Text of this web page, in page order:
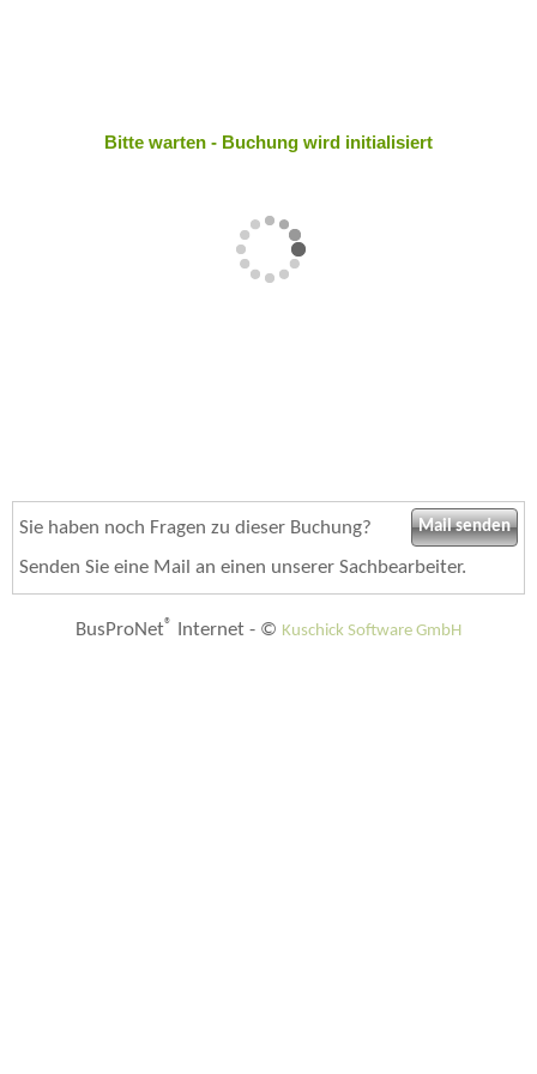
Bitte warten - Buchung wird initialisiert
Mail senden
Sie haben noch Fragen zu dieser Buchung?
Senden Sie eine Mail an einen unserer Sachbearbeiter.
BusProNet® Internet - © Kuschick Software GmbH